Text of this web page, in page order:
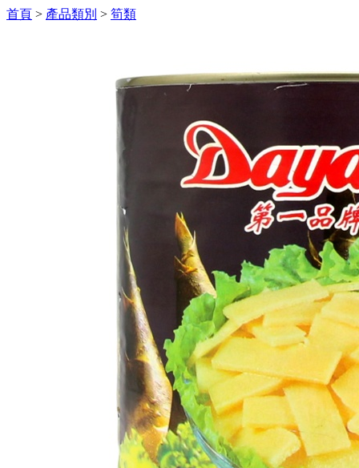
首頁 > 產品類別 > 筍類